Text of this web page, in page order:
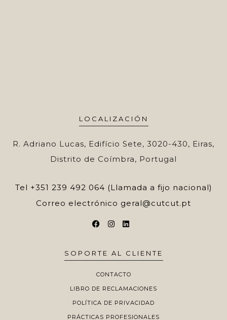
LOCALIZACIÓN
R. Adriano Lucas, Edifício Sete, 3020-430, Eiras,
Distrito de Coímbra, Portugal
Tel +351 239 492 064 (Llamada a fijo nacional)
Correo electrónico geral@cutcut.pt
SOPORTE AL CLIENTE
CONTACTO
LIBRO DE RECLAMACIONES
POLÍTICA DE PRIVACIDAD
PRÁCTICAS PROFESIONALES